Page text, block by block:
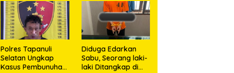
Seorang Pria
dengan Barang
Bukti 63,67 Gram
Sabu
Bukti
Polres Tapanuli
Selatan Ungkap
Kasus Pembunuhan
Diduga Edarkan
Sabu, Seorang laki-
laki Ditangkap di